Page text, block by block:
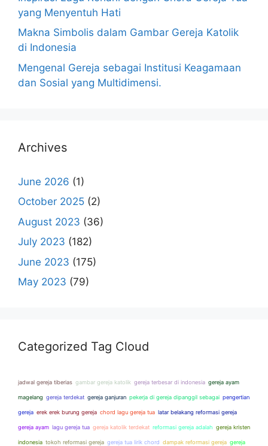
yang Menyentuh Hati
Makna Simbolis dalam Gambar Gereja Katolik
di Indonesia
Mengenal Gereja sebagai Institusi Keagamaan
dan Sosial yang Multidimensi.
Archives
June 2026 (1)
October 2025 (2)
August 2023 (36)
July 2023 (182)
June 2023 (175)
May 2023 (79)
Categorized Tag Cloud
jadwal gereja tiberias gambar gereja katolik gereja terbesar di indonesia gereja ayam
magelang gereja terdekat gereja ganjuran pekerja di gereja dipanggil sebagai pengertian
gereja erek erek burung gereja chord lagu gereja tua latar belakang reformasi gereja
gereja ayam lagu gereja tua gereja katolik terdekat reformasi gereja adalah gereja kristen
indonesia tokoh reformasi gereja gereja tua lirik chord dampak reformasi gereja gereja